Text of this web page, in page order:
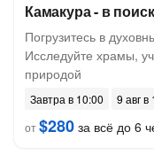
Камакура - в
Погрузитесь в
Исследуйте храмы,
природой
Завтра в 10:00
9 авг в
от$280 за всё до 6